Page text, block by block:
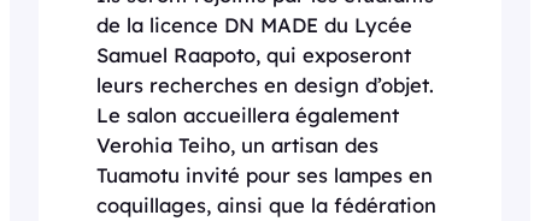
de la licence DN MADE du Lycée
Samuel Raapoto, qui exposeront
leurs recherches en design d’objet.
Le salon accueillera également
Verohia Teiho, un artisan des
Tuamotu invité pour ses lampes en
coquillages, ainsi que la fédération